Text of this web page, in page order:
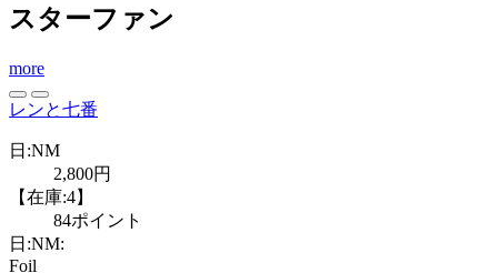
スターファン
more
レンと七番
日:NM
2,800円
【在庫:4】
84ポイント
日:NM:
Foil